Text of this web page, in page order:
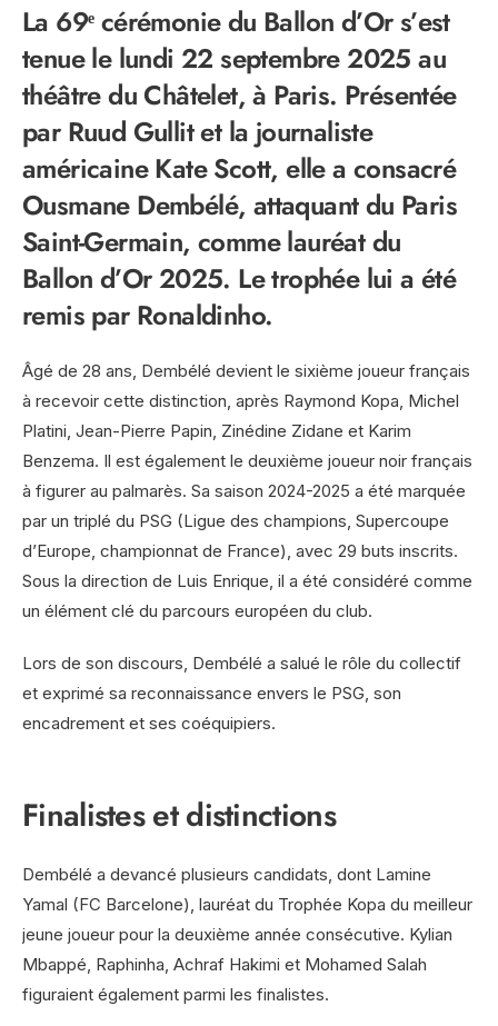
La 69ᵉ cérémonie du Ballon d’Or s’est
tenue le lundi 22 septembre 2025 au
théâtre du Châtelet, à Paris. Présentée
par Ruud Gullit et la journaliste
américaine Kate Scott, elle a consacré
Ousmane Dembélé, attaquant du Paris
Saint-Germain, comme lauréat du
Ballon d’Or 2025. Le trophée lui a été
remis par Ronaldinho.
Âgé de 28 ans, Dembélé devient le sixième joueur français
à recevoir cette distinction, après Raymond Kopa, Michel
Platini, Jean-Pierre Papin, Zinédine Zidane et Karim
Benzema. Il est également le deuxième joueur noir français
à figurer au palmarès. Sa saison 2024-2025 a été marquée
par un triplé du PSG (Ligue des champions, Supercoupe
d’Europe, championnat de France), avec 29 buts inscrits.
Sous la direction de Luis Enrique, il a été considéré comme
un élément clé du parcours européen du club.
Lors de son discours, Dembélé a salué le rôle du collectif
et exprimé sa reconnaissance envers le PSG, son
encadrement et ses coéquipiers.
Finalistes et distinctions
Dembélé a devancé plusieurs candidats, dont Lamine
Yamal (FC Barcelone), lauréat du Trophée Kopa du meilleur
jeune joueur pour la deuxième année consécutive. Kylian
Mbappé, Raphinha, Achraf Hakimi et Mohamed Salah
figuraient également parmi les finalistes.